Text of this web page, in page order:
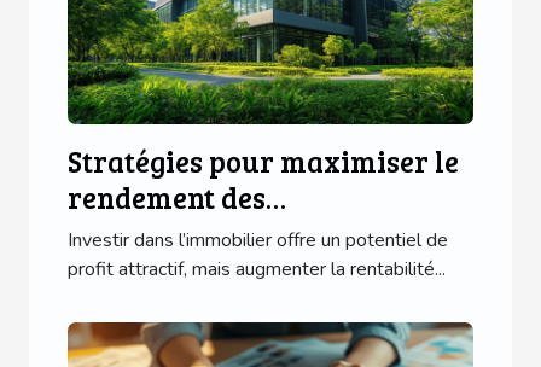
Stratégies pour maximiser le
rendement des
investissements immobiliers
Investir dans l’immobilier offre un potentiel de
profit attractif, mais augmenter la rentabilité...